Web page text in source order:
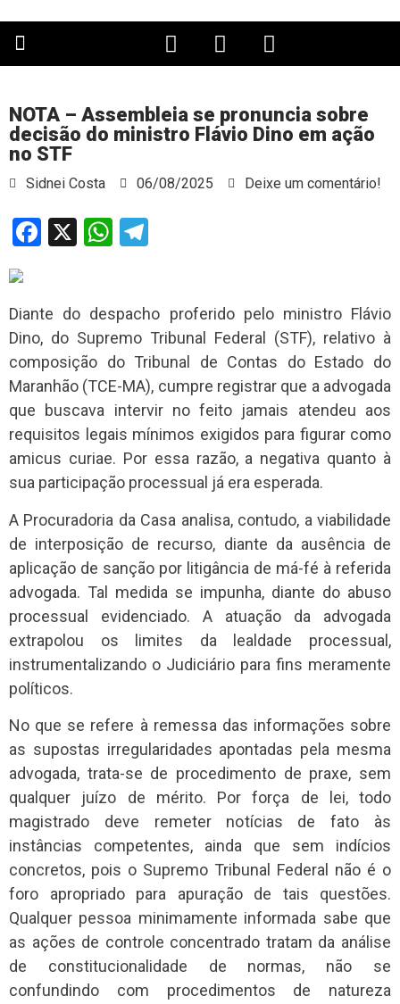
NOTA – Assembleia se pronuncia sobre
decisão do ministro Flávio Dino em ação
no STF
Sidnei Costa 06/08/2025 Deixe um comentário!
Facebook
X WhatsApp
Diante do despacho proferido pelo ministro Flávio
Dino, do Supremo Tribunal Federal (STF), relativo à
composição do Tribunal de Contas do Estado do
Maranhão (TCE-MA), cumpre registrar que a advogada
que buscava intervir no feito jamais atendeu aos
requisitos legais mínimos exigidos para figurar como
amicus curiae. Por essa razão, a negativa quanto à
sua participação processual já era esperada.
A Procuradoria da Casa analisa, contudo, a viabilidade
de interposição de recurso, diante da ausência de
aplicação de sanção por litigância de má-fé à referida
advogada. Tal medida se impunha, diante do abuso
processual evidenciado. A atuação da advogada
extrapolou os limites da lealdade processual,
instrumentalizando o Judiciário para fins meramente
políticos.
No que se refere à remessa das informações sobre
as supostas irregularidades apontadas pela mesma
advogada, trata-se de procedimento de praxe, sem
qualquer juízo de mérito. Por força de lei, todo
magistrado deve remeter notícias de fato às
instâncias competentes, ainda que sem indícios
concretos, pois o Supremo Tribunal Federal não é o
foro apropriado para apuração de tais questões.
Qualquer pessoa minimamente informada sabe que
as ações de controle concentrado tratam da análise
de constitucionalidade de normas, não se
confundindo com procedimentos de natureza